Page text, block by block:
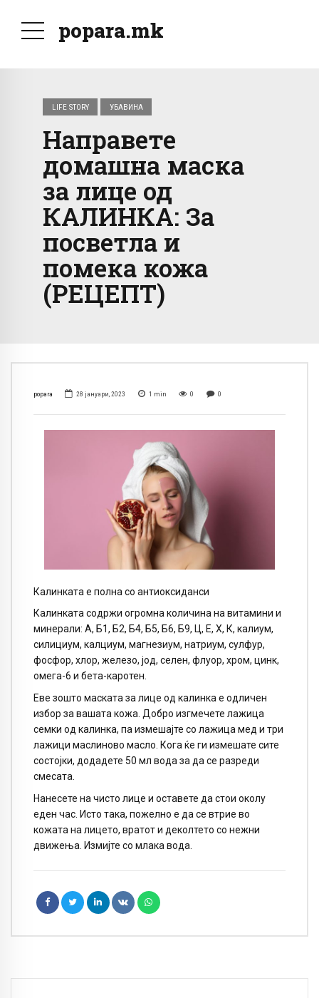
popara.mk
LIFE STORY УБАВИНА
Направете
домашна маска
за лице од
КАЛИНКА: За
посветла и
помека кожа
(РЕЦЕПТ)
popara 28 јануари, 2023 1 min 0 0
Калинката е полна со антиоксиданси
Калинката содржи огромна количина на витамини и
минерали: А, Б1, Б2, Б4, Б5, Б6, Б9, Ц, Е, Х, К, калиум,
силициум, калциум, магнезиум, натриум, сулфур,
фосфор, хлор, железо, јод, селен, флуор, хром, цинк,
омега-6 и бета-каротен.
Еве зошто маската за лице од калинка е одличен
избор за вашата кожа. Добро изгмечете лажица
семки од калинка, па измешајте со лажица мед и три
лажици маслиново масло. Кога ќе ги измешате сите
состојки, додадете 50 мл вода за да се разреди
смесата.
Нанесете на чисто лице и оставете да стои околу
еден час. Исто така, пожелно е да се втрие во
кожата на лицето, вратот и деколтето со нежни
движења. Измијте со млака вода.